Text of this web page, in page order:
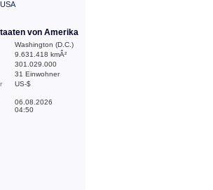
von Amerika
Washington (D.C.)
9.631.418 kmÂ²
301.029.000
31 Einwohner
US-$
06.08.2026
04:50